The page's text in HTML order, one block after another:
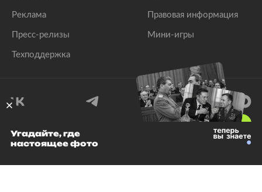
Реклама
Пресс-релизы
Техподдержка
Правовая информация
Мини-игры
© 1999–2026 Все права защищены.
Угадайте, где
настоящее фото